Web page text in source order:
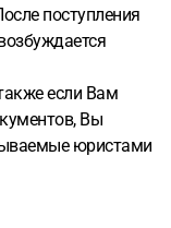
поступления
если Вам
Вы
юристами